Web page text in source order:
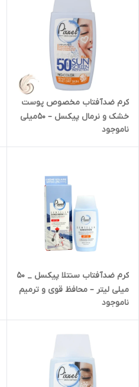
کرم ضدآفتاب مخصوص پوست
خشک و نرمال پیکسل – 50میلی
لیتر | کد 1908
ناموجود
کرم ضدآفتاب سنتلا پیکسل _ 50
میلی لیتر – محافظ قوی و ترمیم
کننده پوست های حساس و
آسیب دیده | کد 1913
ناموجود